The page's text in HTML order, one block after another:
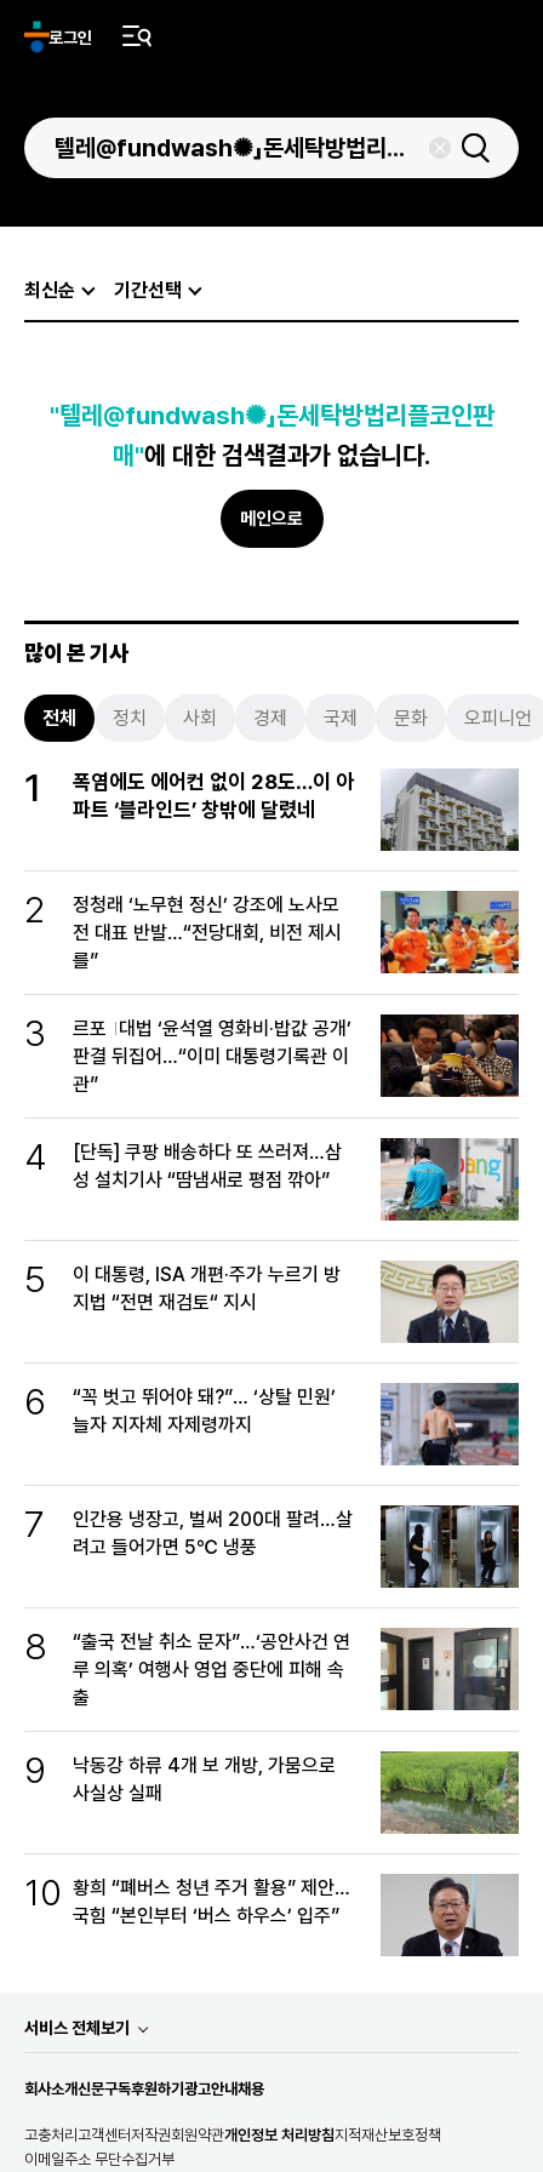
로그인
최신순 기간선택
"텔레@fundwash✺」돈세탁방법리플코인판
매"에 대한 검색결과가 없습니다.
메인으로
많이 본 기사
전체 정치 사회 경제 국제 문화 오피니언
1
폭염에도 에어컨 없이 28도…이 아
파트 ‘블라인드’ 창밖에 달렸네
2
정청래 ‘노무현 정신’ 강조에 노사모
전 대표 반발…“전당대회, 비전 제시
를”
3 르포
대법 ‘윤석열 영화비·밥값 공개’
판결 뒤집어…“이미 대통령기록관 이
관”
4
[단독] 쿠팡 배송하다 또 쓰러져…삼
성 설치기사 “땀냄새로 평점 깎아”
5
이 대통령, ISA 개편·주가 누르기 방
지법 “전면 재검토“ 지시
6
“꼭 벗고 뛰어야 돼?”… ‘상탈 민원’
늘자 지자체 자제령까지
7
인간용 냉장고, 벌써 200대 팔려…살
려고 들어가면 5℃ 냉풍
8
“출국 전날 취소 문자”…‘공안사건 연
루 의혹’ 여행사 영업 중단에 피해 속
출
9
낙동강 하류 4개 보 개방, 가뭄으로
사실상 실패
10 황희 “폐버스 청년 주거 활용” 제안…
국힘 “본인부터 ‘버스 하우스’ 입주”
서비스 전체보기
회사소개신문구독후원하기 광고안내채용
고충처리 고객센터저작권회원약관개인정보 처리방침지적재산보호정책
이메일주소 무단수집거부